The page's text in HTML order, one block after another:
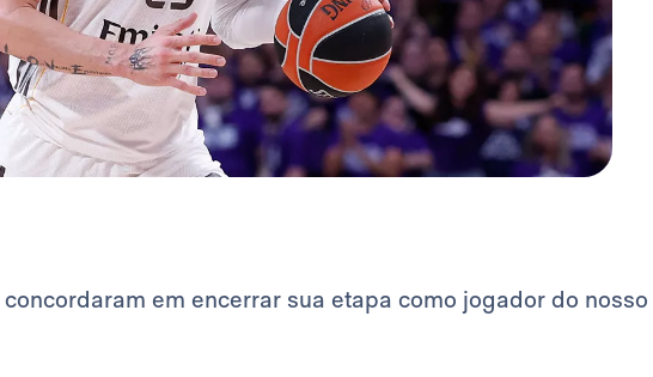
concordaram em encerrar sua etapa como jogador do nosso